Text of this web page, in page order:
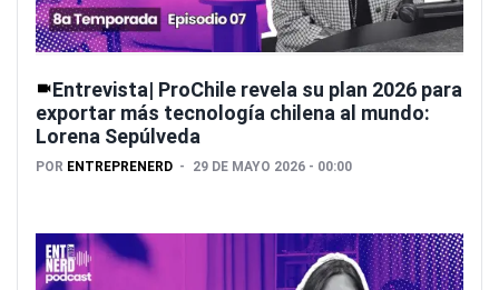
Entrevista| ProChile revela su plan 2026 para
exportar más tecnología chilena al mundo:
Lorena Sepúlveda
POR ENTREPRENERD 29 DE MAYO 2026 - 00:00